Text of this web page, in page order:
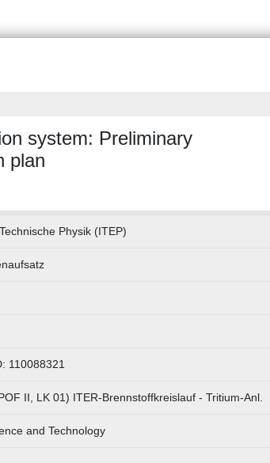
system: Preliminary
plan
Physik (ITEP)
110088321
II, LK 01) ITER-Brennstoffkreislauf - Tritium-Anl.
and Technology